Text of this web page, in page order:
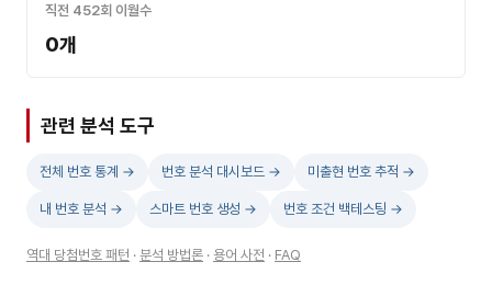
직전 452회 이월수
0개
관련 분석 도구
전체 번호 통계 → 번호 분석 대시보드 → 미출현 번호 추적 →
내 번호 분석 → 스마트 번호 생성 → 번호 조건 백테스팅 →
역대 당첨번호 패턴 · 분석 방법론 · 용어 사전 · FAQ